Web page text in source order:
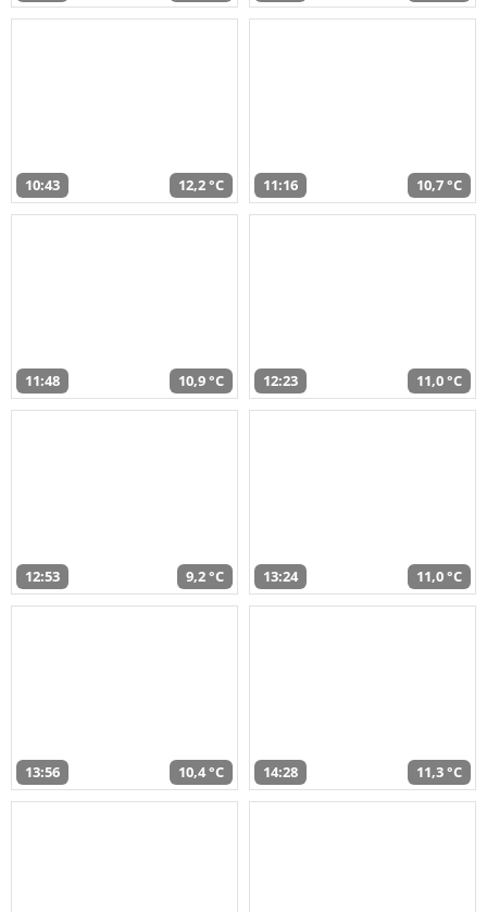
10:43 12,2 °C 11:16 10,7 °C
11:48 10,9 °C 12:23 11,0 °C
12:53 9,2 °C 13:24 11,0 °C
13:56 10,4 °C 14:28 11,3 °C